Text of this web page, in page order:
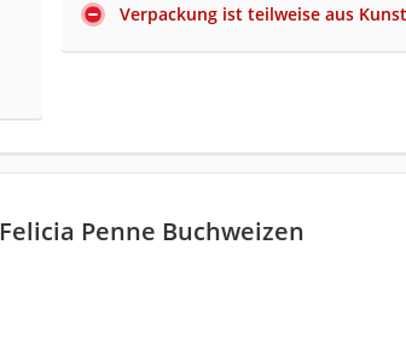
Verpackung ist teilweise aus
Felicia Penne Buchweizen